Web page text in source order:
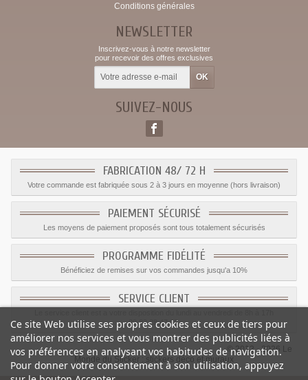
Conditions générales
NEWSLETTER
Inscrivez-vous à notre newsletter
pour recevoir des offres exclusives
SUIVEZ-NOUS
FABRICATION 48/ 72 H
Votre commande est fabriquée sous 2 à 3 jours en moyenne (hors livraison)
PAIEMENT SÉCURISÉ
Les moyens de paiement proposés sont tous totalement sécurisés
PROGRAMME FIDÉLITÉ
Bénéficiez de remises sur vos commandes jusqu'a 10%
SERVICE CLIENT
09.82.28.47.69.
© 2012 - 2026 Le
Monde du Sticker :
stickers déco et muraux
Ce site Web utilise ses propres cookies et ceux de tiers pour
améliorer nos services et vous montrer des publicités liées à
vos préférences en analysant vos habitudes de navigation.
Pour donner votre consentement à son utilisation, appuyez